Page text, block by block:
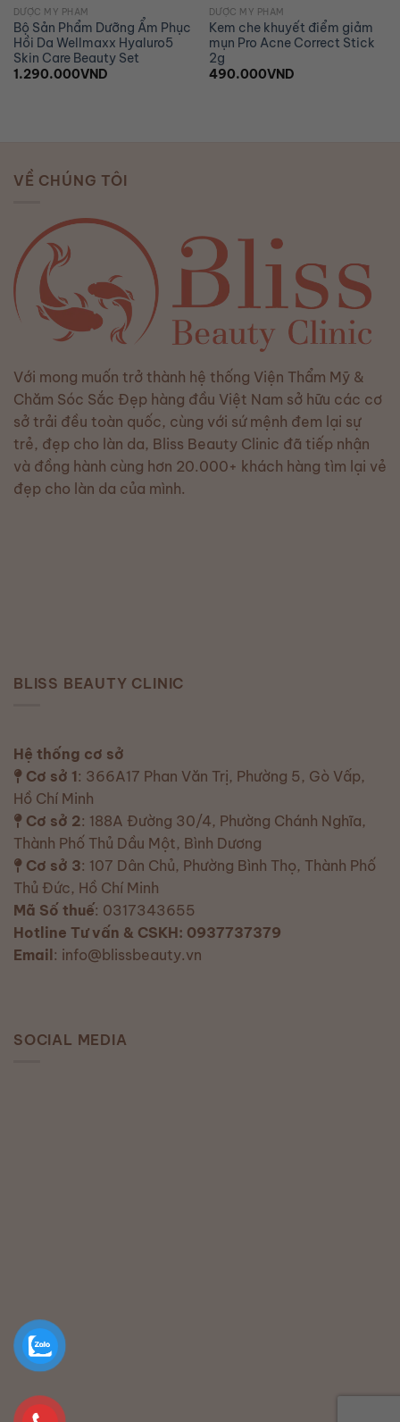
DƯỢC MỸ PHẨM
Bộ Sản Phẩm Dưỡng Ẩm Phục
Hồi Da Wellmaxx Hyaluro5
Skin Care Beauty Set
1.290.000VND
DƯỢC MỸ PHẨM
Kem che khuyết điểm giảm
mụn Pro Acne Correct Stick
2g
490.000VND
VỀ CHÚNG TÔI
Với mong muốn trở thành hệ thống Viện Thẩm Mỹ &
Chăm Sóc Sắc Đẹp hàng đầu Việt Nam sở hữu các cơ
sở trải đều toàn quốc, cùng với sứ mệnh đem lại sự
trẻ, đẹp cho làn da, Bliss Beauty Clinic đã tiếp nhận
và đồng hành cùng hơn 20.000+ khách hàng tìm lại vẻ
đẹp cho làn da của mình.
BLISS BEAUTY CLINIC
Hệ thống cơ sở
Cơ sở 1: 366A17 Phan Văn Trị, Phường 5, Gò Vấp,
Hồ Chí Minh
Cơ sở 2: 188A Đường 30/4, Phường Chánh Nghĩa,
Thành Phố Thủ Dầu Một, Bình Dương
Cơ sở 3: 107 Dân Chủ, Phường Bình Thọ, Thành Phố
Thủ Đức, Hồ Chí Minh
Mã Số thuế: 0317343655
Hotline Tư vấn & CSKH: 0937737379
Email : info@blissbeauty.vn
SOCIAL MEDIA